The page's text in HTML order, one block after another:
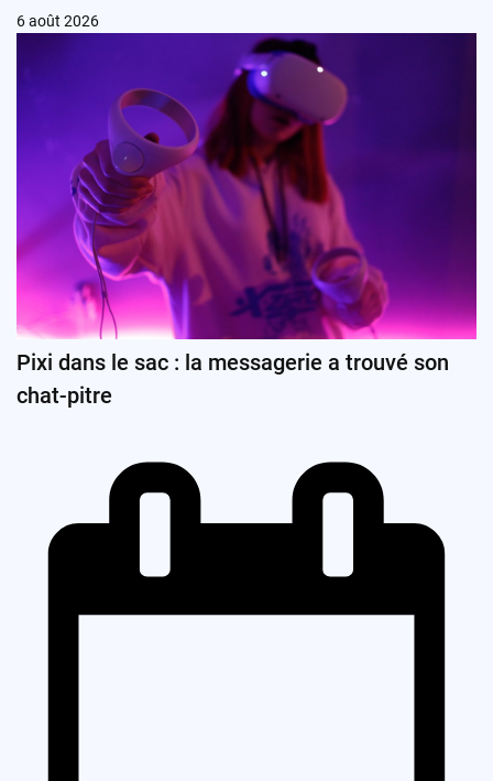
6 août 2026
Pixi dans le sac : la messagerie a trouvé son
chat-pitre